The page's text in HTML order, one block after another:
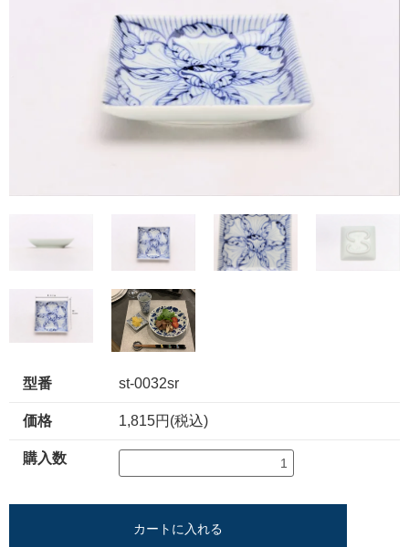
型番 st-0032sr
価格 1,815円(税込)
購入数
カートに入れる